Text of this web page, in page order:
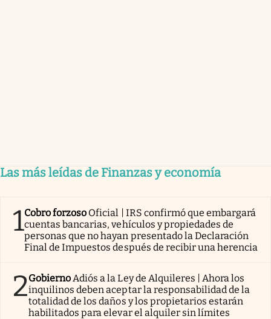
Las más leídas de Finanzas y economía
1Cobro forzoso Oficial | IRS confirmó que embargará
cuentas bancarias, vehículos y propiedades de
personas que no hayan presentado la Declaración
Final de Impuestos después de recibir una herencia
2GobiernoAdiós a la Ley de Alquileres | Ahora los
inquilinos deben aceptar la responsabilidad de la
totalidad de los daños y los propietarios estarán
habilitados para elevar el alquiler sin límites